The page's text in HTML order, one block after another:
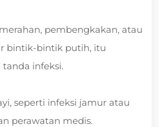
pembengkakan, atau
bintik-bintik putih, itu
infeksi.
seperti infeksi jamur atau
perawatan medis.